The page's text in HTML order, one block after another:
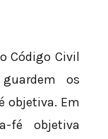
Código Civil
os
objetiva. Em
fé objetiva